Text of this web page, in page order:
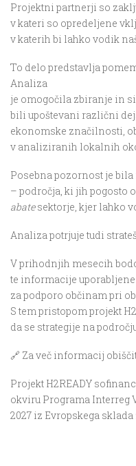
Projektni partnerji so
v kateri so opredeljene
v katerih bi lahko vodik
To delo predstavlja
Analiza
je omogočila zbiranje in
bili upoštevani različni
ekonomske značilnosti,
v analiziranih lokalnih
Posebna pozornost je
– področja, ki jih pogosto
abatesektorje, kjer lahko
Analiza potrjuje tudi
V prihodnjih mesecih
te informacije
za podporo občinam pri
S tem pristopom projekt
da se strategije na
🔗 Za več informacij
Projekt H2READY
okviru Programa Interreg
2027 iz Evropskega